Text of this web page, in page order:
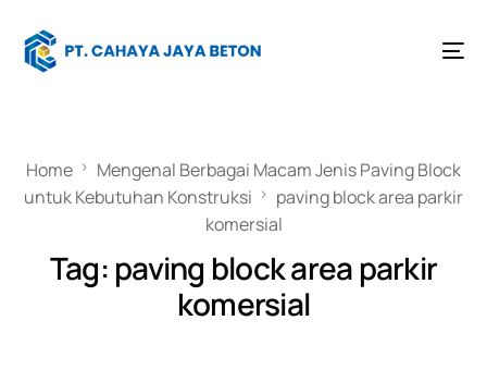
Home
Mengenal Berbagai Macam Jenis Paving Block
untuk Kebutuhan Konstruksi
paving block area parkir
komersial
Tag: paving block area parkir
komersial